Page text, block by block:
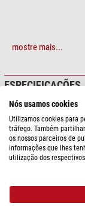
mostre mais...
ESPECIFICAÇÕES
Ótica
Aumento
Capacidade
Compatível com a Série
Nós usamos cookies
Utilizamos cookies para
tráfego. Também
os nossos parceiros de
informações que lhes
utilização dos